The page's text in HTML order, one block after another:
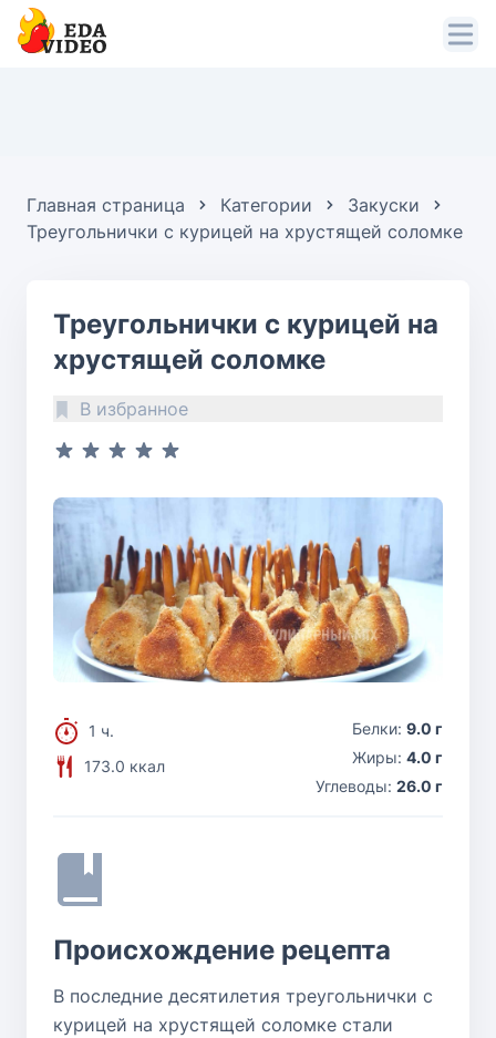
Главная страница Категории
Закуски
Треугольнички с курицей на хрустящей соломке
Треугольнички с курицей на
хрустящей соломке
В избранное
1 ч.
173.0 ккал
Белки: 9.0 г
Жиры: 4.0 г
Углеводы: 26.0 г
Происхождение рецепта
В последние десятилетия треугольнички с
курицей на хрустящей соломке стали